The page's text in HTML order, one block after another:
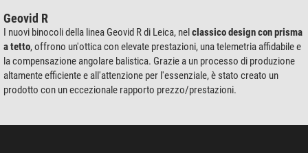
Geovid R
I nuovi binocoli della linea Geovid R di Leica, nelclassico design con prisma
a tetto, offrono un'ottica con elevate prestazioni, una telemetria affidabile e
la compensazione angolare balistica. Grazie a un processo di produzione
altamente efficiente e all'attenzione per l'essenziale, è stato creato un
prodotto con un eccezionale rapporto prezzo/prestazioni.